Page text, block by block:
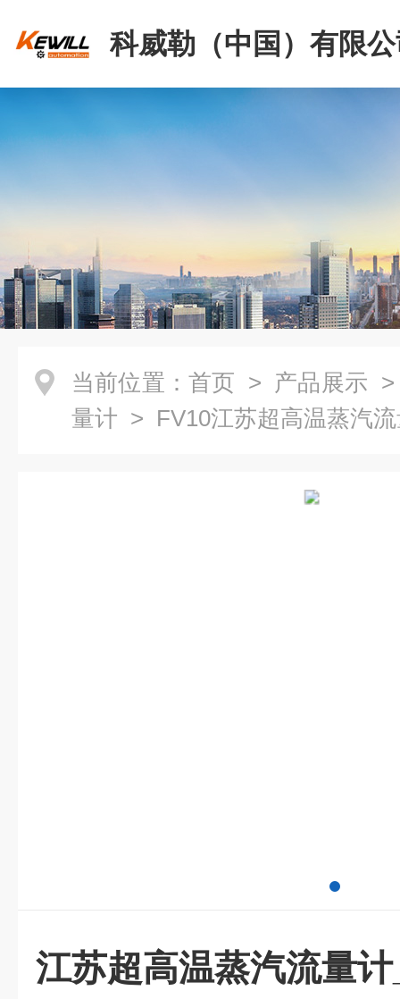
科威勒（中国）有限
当前位置： 首页 > 产品展示
量计 > FV10江苏超高温蒸汽
江苏超高温蒸汽流量